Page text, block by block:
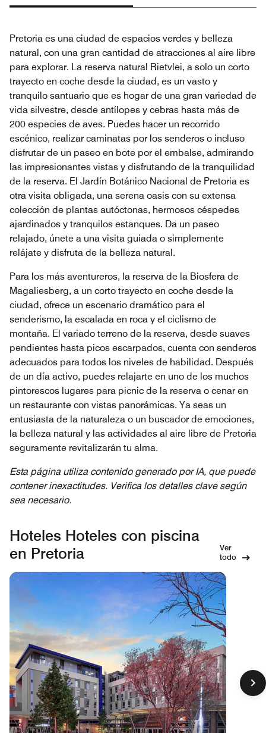
Pretoria es una ciudad de espacios verdes y belleza
natural, con una gran cantidad de atracciones al aire libre
para explorar. La reserva natural Rietvlei, a solo un corto
trayecto en coche desde la ciudad, es un vasto y
tranquilo santuario que es hogar de una gran variedad de
vida silvestre, desde antílopes y cebras hasta más de
200 especies de aves. Puedes hacer un recorrido
escénico, realizar caminatas por los senderos o incluso
disfrutar de un paseo en bote por el embalse, admirando
las impresionantes vistas y disfrutando de la tranquilidad
de la reserva. El Jardín Botánico Nacional de Pretoria es
otra visita obligada, una serena oasis con su extensa
colección de plantas autóctonas, hermosos céspedes
ajardinados y tranquilos estanques. Da un paseo
relajado, únete a una visita guiada o simplemente
relájate y disfruta de la belleza natural.
Para los más aventureros, la reserva de la Biosfera de
Magaliesberg, a un corto trayecto en coche desde la
ciudad, ofrece un escenario dramático para el
senderismo, la escalada en roca y el ciclismo de
montaña. El variado terreno de la reserva, desde suaves
pendientes hasta picos escarpados, cuenta con senderos
adecuados para todos los niveles de habilidad. Después
de un día activo, puedes relajarte en uno de los muchos
pintorescos lugares para picnic de la reserva o cenar en
un restaurante con vistas panorámicas. Ya seas un
entusiasta de la naturaleza o un buscador de emociones,
la belleza natural y las actividades al aire libre de Pretoria
seguramente revitalizarán tu alma.
Esta página utiliza contenido generado por IA, que puede
contener inexactitudes. Verifica los detalles clave según
sea necesario.
Hoteles Hoteles con piscina
en Pretoria
Ver
todo